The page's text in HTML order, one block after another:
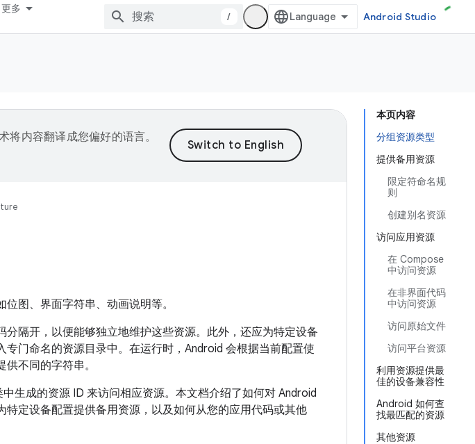
更多
/ Android Studio
本页内容
分组资源类型
提供备用资源
限定符命名规
则
创建别名资源
访问应用资源
在 Compose
中访问资源
在非界面代码
中访问资源
访问原始文件
访问平台资源
利用资源提供最
佳的设备兼容性
Android 如何查
找最匹配的资源
其他资源
将内容翻译成您偏好的语言。
图、界面字符串、动画说明等。
隔开，以便能够独立地维护这些资源。此外，还应为特定设备
门命名的资源目录中。在运行时，Android 会根据当前配置使
不同的字符串。
中生成的资源 ID 来访问相应资源。本文档介绍了如何对 Android
定设备配置提供备用资源，以及如何从您的应用代码或其他